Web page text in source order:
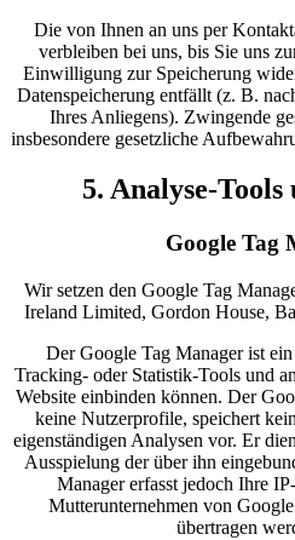
Die von Ihnen an uns per
verbleiben bei uns, bis Sie uns
Einwilligung zur Speicherung
Datenspeicherung entfällt (z. B.
Ihres Anliegens). Zwingende
insbesondere gesetzliche
5. Analyse-
Google Tag
Wir setzen den Google Tag
Ireland Limited, Gordon House,
Der Google Tag Manager ist
Tracking- oder Statistik-Tools und
Website einbinden können. Der
keine Nutzerprofile, speichert
eigenständigen Analysen vor. Er
Ausspielung der über ihn
Manager erfasst jedoch Ihre
Mutterunternehmen von
übertragen